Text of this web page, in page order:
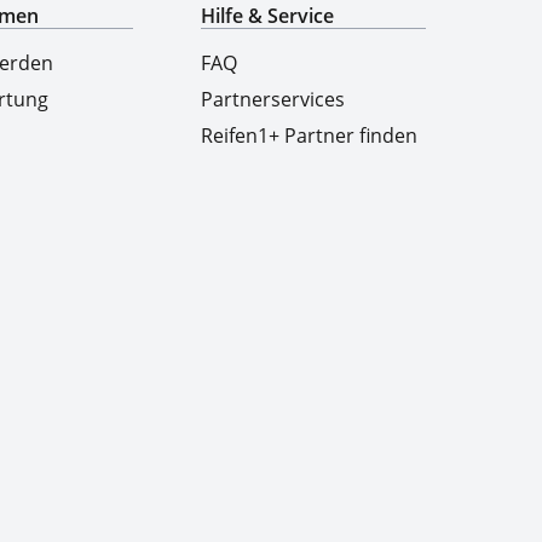
Hilfe & Service
FAQ
Partnerservices
Reifen1+ Partner finden